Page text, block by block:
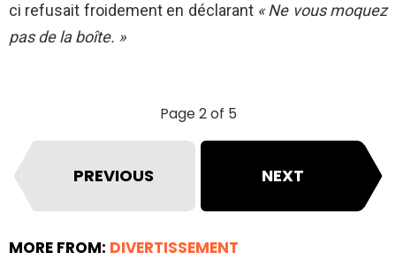
ci refusait froidement en déclarant « Ne vous moquez
pas de la boîte. »
Page 2 of 5
PREVIOUS NEXT
MORE FROM: DIVERTISSEMENT